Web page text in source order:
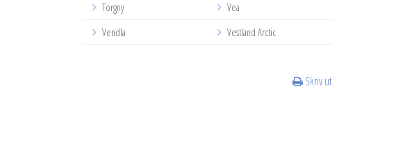
Torgny
Vea
Vendla
Vestland Arctic
Skriv ut